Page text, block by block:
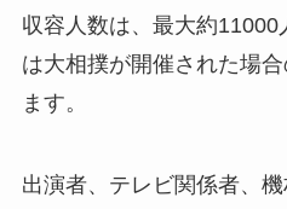
収容人数は、最大約
は大相撲が開催された場
ます。
出演者、テレビ関係者、